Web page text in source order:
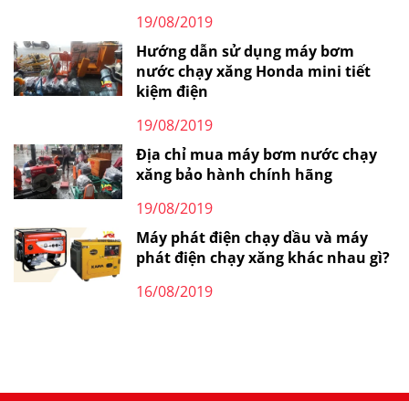
19/08/2019
Hướng dẫn sử dụng máy bơm
nước chạy xăng Honda mini tiết
kiệm điện
19/08/2019
Địa chỉ mua máy bơm nước chạy
xăng bảo hành chính hãng
19/08/2019
Máy phát điện chạy dầu và máy
phát điện chạy xăng khác nhau gì?
16/08/2019